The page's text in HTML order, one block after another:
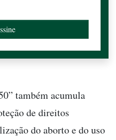
também acumula
de direitos
do aborto e do uso